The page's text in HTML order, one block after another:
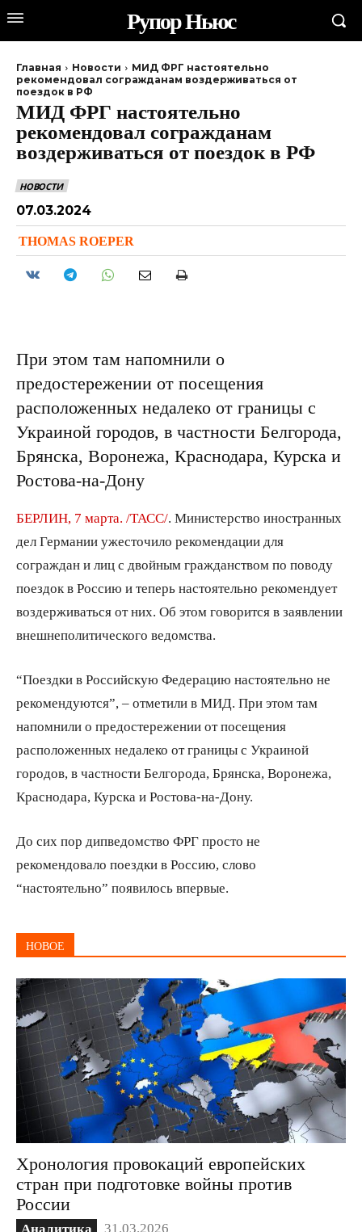
Рупор Ньюс
Главная Новости
МИД ФРГ настоятельно
рекомендовал согражданам воздерживаться от
поездок в РФ
МИД ФРГ настоятельно
рекомендовал согражданам
воздерживаться от поездок в РФ
НОВОСТИ
07.03.2024
THOMAS ROEPER
При этом там напомнили о
предостережении от посещения
расположенных недалеко от границы с
Украиной городов, в частности Белгорода,
Брянска, Воронежа, Краснодара, Курска и
Ростова-на-Дону
БЕРЛИН, 7 марта. /ТАСС/ . Министерство иностранных
дел Германии ужесточило рекомендации для
сограждан и лиц с двойным гражданством по поводу
поездок в Россию и теперь настоятельно рекомендует
воздерживаться от них. Об этом говорится в заявлении
внешнеполитического ведомства.
“Поездки в Российскую Федерацию настоятельно не
рекомендуются”, – отметили в МИД. При этом там
напомнили о предостережении от посещения
расположенных недалеко от границы с Украиной
городов, в частности Белгорода, Брянска, Воронежа,
Краснодара, Курска и Ростова-на-Дону.
До сих пор дипведомство ФРГ просто не
рекомендовало поездки в Россию, слово
“настоятельно” появилось впервые.
НОВОЕ
Хронология провокаций европейских
стран при подготовке войны против
России
Аналитика 31.03.2026